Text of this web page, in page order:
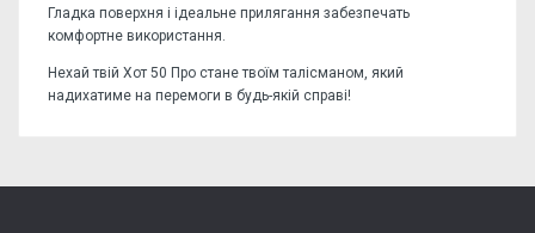
Гладка поверхня і ідеальне прилягання забезпечать
комфортне використання.
Нехай твій Хот 50 Про стане твоїм талісманом, який
надихатиме на перемоги в будь-якій справі!
Напишіть відгук або думку